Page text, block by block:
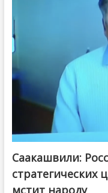
Саакашвили:
стратегических